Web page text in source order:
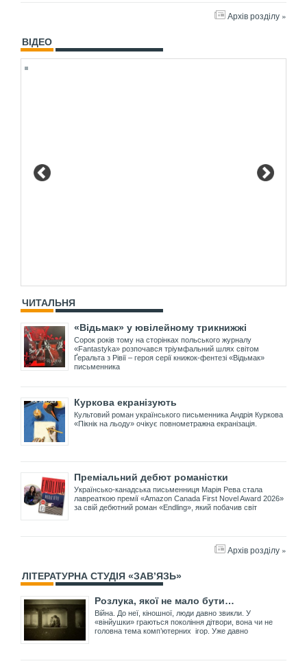
Архів розділу »
ВІДЕО
ЧИТАЛЬНЯ
«Відьмак» у ювілейному трикнижжі
Сорок років тому на сторінках польського журналу
«Fantastyka» розпочався тріумфальний шлях світом
Ґеральта з Рівії – героя серії книжок-фентезі «Відьмак»
письменника
Куркова екранізують
Культовий роман українського письменника Андрія Куркова
«Пікнік на льоду» очікує повнометражна екранізація.
Преміальний дебют романістки
Українсько-канадська письменниця Марія Рева стала
лавреаткою премії «Amazon Canada First Novel Award 2026»
за свій дебютний роман «Endling», який побачив світ
Архів розділу »
ЛІТЕРАТУРНА СТУДІЯ «ЗАВ’ЯЗЬ»
Розлука, якої не мало бути…
Війна. До неї, кіношної, люди давно звикли. У
«вінйушки» граються покоління дітвори, вона чи не
головна тема комп’ютерних ігор. Уже давно